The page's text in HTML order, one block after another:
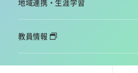
地域連携・生涯学習
教員情報